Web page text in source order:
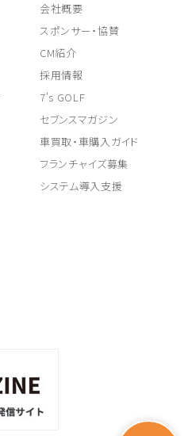
会社概要
スポンサー・協賛
CM紹介
採用情報
7's GOLF
セブンスマガジン
車買取・車購入ガイド
フランチャイズ募集
システム導入支援